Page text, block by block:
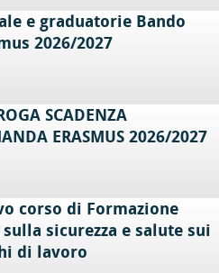
e graduatorie Bando
2026/2027
SCADENZA
ERASMUS 2026/2027
corso di Formazione
sulla sicurezza e salute sui
di lavoro